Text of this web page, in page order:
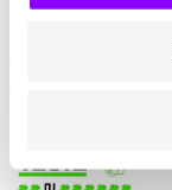
Οι Θεοί Διψούν